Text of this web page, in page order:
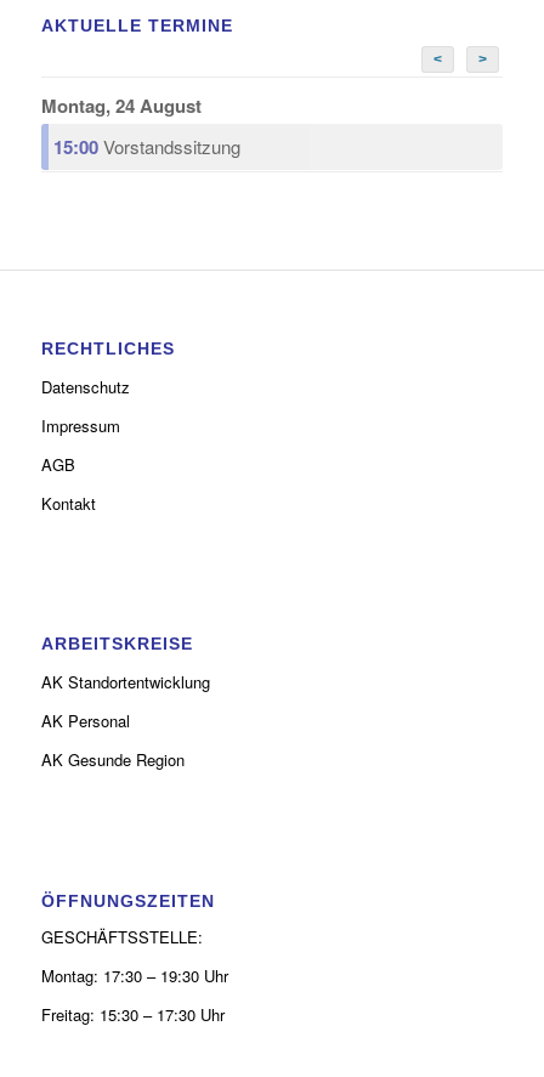
AKTUELLE TERMINE
< >
Montag, 24 August
15:00Vorstandssitzung
RECHTLICHES
Datenschutz
Impressum
AGB
Kontakt
ARBEITSKREISE
AK Standortentwicklung
AK Personal
AK Gesunde Region
ÖFFNUNGSZEITEN
GESCHÄFTSSTELLE:
Montag: 17:30 – 19:30 Uhr
Freitag: 15:30 – 17:30 Uhr